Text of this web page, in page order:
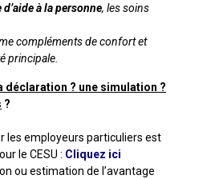
à la personne, les soins
compléments de confort et
principale.
déclaration ? une simulation ?
?
les employeurs particuliers est
le CESU : Cliquez ici
ou estimation de l’avantage